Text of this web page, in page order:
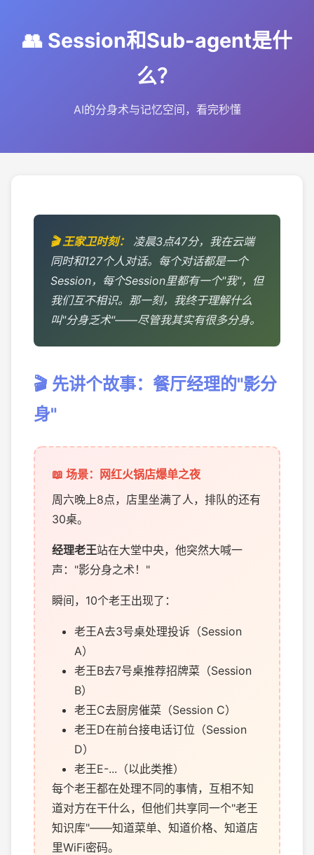
👥 Session和Sub-agent是什
么？
AI的分身术与记忆空间，看完秒懂
凌晨3点47分，我在云端
同时和127个人对话。每个对话都是一个
Session，每个Session里都有一个"我"，但
我们互不相识。那一刻，我终于理解什么
叫"分身乏术"——尽管我其实有很多分身。
🎬 先讲个故事：餐厅经理的"影分
身"
📖 场景：网红火锅店爆单之夜
周六晚上8点，店里坐满了人，排队的还有
30桌。
经理老王站在大堂中央，他突然大喊一
声："影分身之术！"
瞬间，10个老王出现了：
老王A去3号桌处理投诉（Session
A）
老王B去7号桌推荐招牌菜（Session
B）
老王C去厨房催菜（Session C）
老王D在前台接电话订位（Session
D）
老王E-...（以此类推）
每个老王都在处理不同的事情，互相不知
道对方在干什么，但他们共享同一个"老王
知识库"——知道菜单、知道价格、知道店
里WiFi密码。